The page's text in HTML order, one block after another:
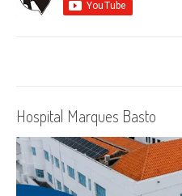
Hospital Marques Basto